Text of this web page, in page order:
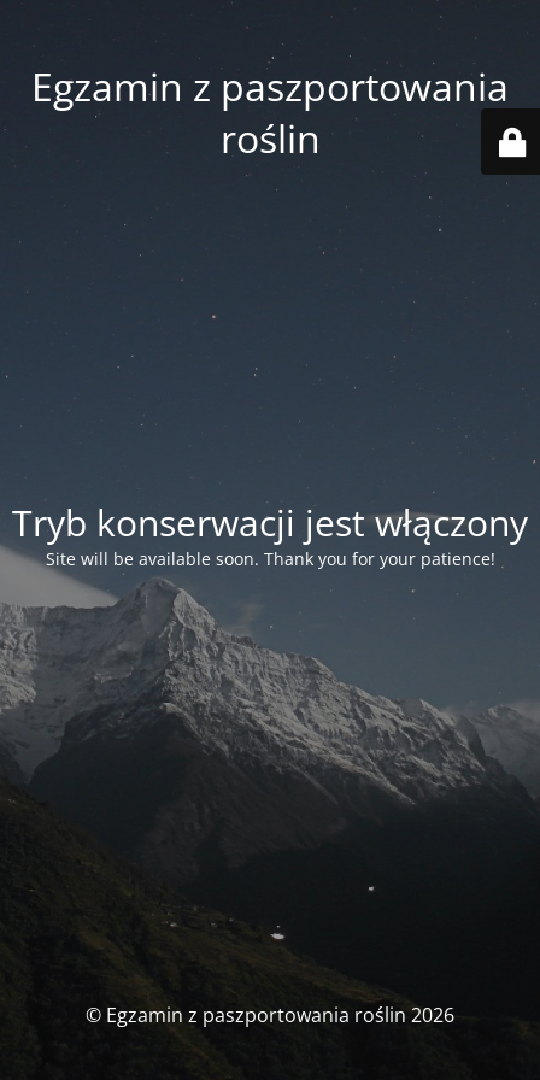
Egzamin z paszportowania
roślin
Tryb konserwacji jest włączony
Site will be available soon. Thank you for your patience!
© Egzamin z paszportowania roślin 2026